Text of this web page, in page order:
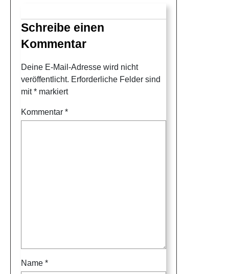
Schreibe einen
Kommentar
Deine E-Mail-Adresse wird nicht
veröffentlicht. Erforderliche Felder sind
mit* markiert
Kommentar *
Name *